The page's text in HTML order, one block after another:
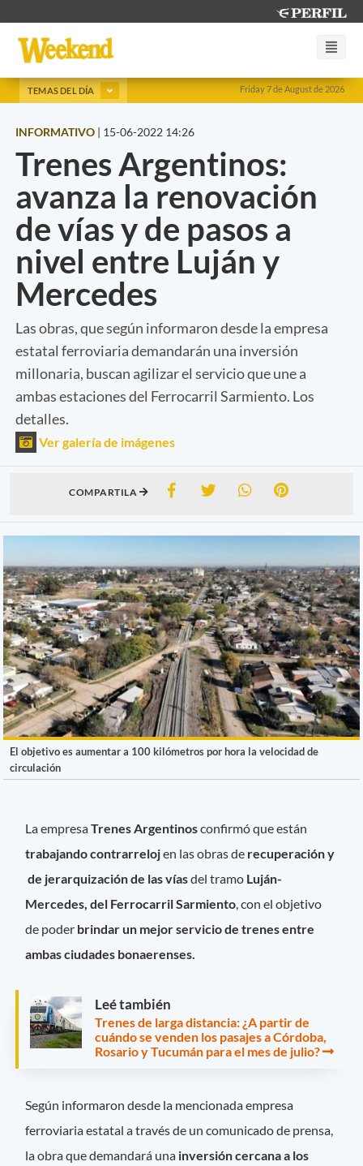
Friday 7 de August de 2026
TEMAS DEL DÍA
INFORMATIVO | 15-06-2022 14:26
Trenes Argentinos:
avanza la renovación
de vías y de pasos a
nivel entre Luján y
Mercedes
Las obras, que según informaron desde la empresa
estatal ferroviaria demandarán una inversión
millonaria, buscan agilizar el servicio que une a
ambas estaciones del Ferrocarril Sarmiento. Los
detalles.
Ver galería de imágenes
COMPARTILA
El objetivo es aumentar a 100 kilómetros por hora la velocidad de
circulación
La empresaTrenes Argentinosconfirmó que están
trabajando contrarrelojen las obras de recuperación y
de jerarquización de las víasdel tramo Luján-
Mercedes, del Ferrocarril Sarmiento , con el objetivo
de poder brindar un mejor servicio de trenes entre
ambas ciudades bonaerenses.
Leé también
Trenes de larga distancia: ¿A partir de
cuándo se venden los pasajes a Córdoba,
Rosario y Tucumán para el mes de julio?
Según informaron desde la mencionada empresa
ferroviaria estatal a través de un comunicado de prensa,
la obra que demandará una inversión cercana a los